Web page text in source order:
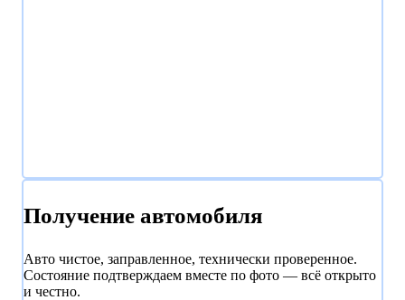
Получение автомобиля
Авто чистое, заправленное, технически проверенное.
Состояние подтверждаем вместе по фото — всё открыто
и честно.